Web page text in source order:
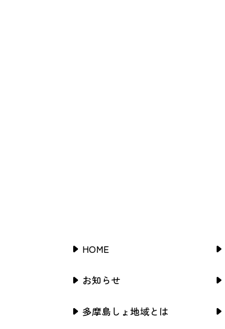
HOME
お知らせ
多摩島しょ地域とは